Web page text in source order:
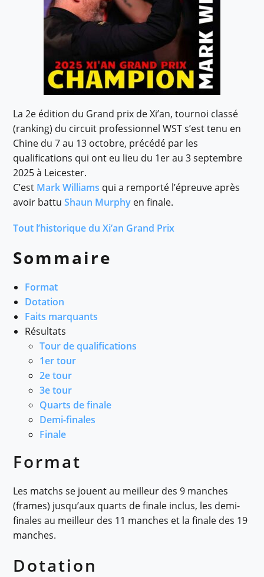
La 2e édition du Grand prix de Xi’an, tournoi classé
(ranking) du circuit professionnel WST s’est tenu en
Chine du 7 au 13 octobre, précédé par les
qualifications qui ont eu lieu du 1er au 3 septembre
2025 à Leicester.
C’est Mark Williams qui a remporté l’épreuve après
avoir battuShaun Murphy en finale.
Tout l’historique du Xi’an Grand Prix
Sommaire
Format
Dotation
Faits marquants
Résultats
Tour de qualifications
1er tour
2e tour
3e tour
Quarts de finale
Demi-finales
Finale
Format
Les matchs se jouent au meilleur des 9 manches
(frames) jusqu’aux quarts de finale inclus, les demi-
finales au meilleur des 11 manches et la finale des 19
manches.
Dotation